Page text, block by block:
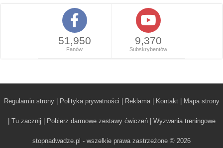
51,950
Fanów
9,370
Subskrybentów
Regulamin strony| Polityka prywatności Reklama| Kontakt| Mapa strony
Tu zacznij Pobierz darmowe zestawy ćwiczeń| Wyzwania treningowe
stopnadwadze.pl - wszelkie prawa zastrzeżone © 2026